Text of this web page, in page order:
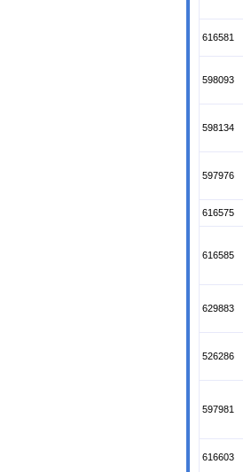
616581
598093
598134
597976
616575
616585
629883
526286
597981
616603